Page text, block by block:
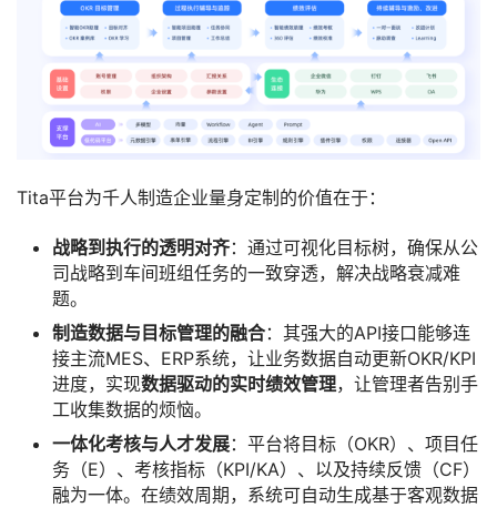
Tita平台为千人制造企业量身定制的价值在于：
战略到执行的透明对齐：通过可视化目标树，确保从公
司战略到车间班组任务的一致穿透，解决战略衰减难
题。
制造数据与目标管理的融合：其强大的API接口能够连
接主流MES、ERP系统，让业务数据自动更新OKR/KPI
进度，实现数据驱动的实时绩效管理，让管理者告别手
工收集数据的烦恼。
一体化考核与人才发展：平台将目标（OKR）、项目任
务（E）、考核指标（KPI/KA）、以及持续反馈（CF）
融为一体。在绩效周期，系统可自动生成基于客观数据